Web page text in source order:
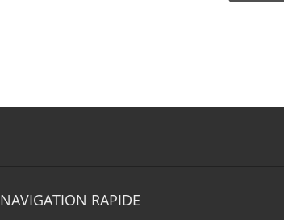
NAVIGATION RAPIDE